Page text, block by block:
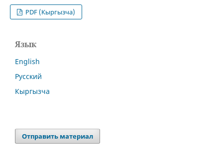
PDF (Кыргызча)
Язык
English
Русский
Кыргызча
Отправить материал